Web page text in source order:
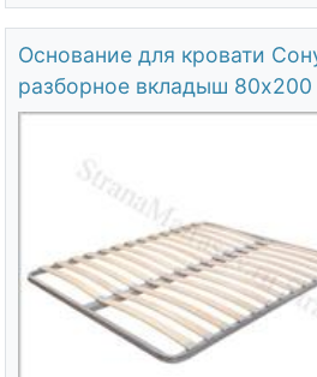
Основание для кровати
разборное вкладыш 80х200